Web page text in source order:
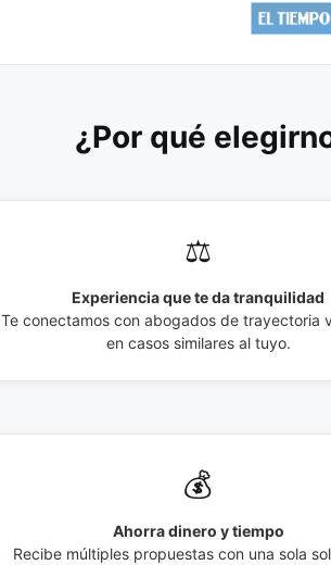
¿Por qué
⚖️
Experiencia que te da tranquilidad
Te conectamos con abogados de trayectoria
en casos similares al tuyo.
💰
Ahorra dinero y tiempo
Recibe múltiples propuestas con una sola